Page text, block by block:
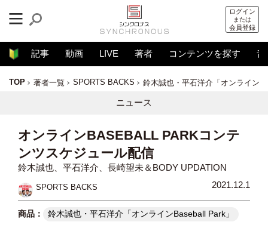
ログイン
または
会員登録
記事 動画 LIVE 著者 コンテンツを探す 音
TOP 著者一覧 SPORTS BACKS 鈴木誠也・平石洋介「オンライン
ニュース
オンラインBASEBALL PARKコンテ
ンツスケジュール配信
鈴木誠也、平石洋介、長崎望未＆BODY UPDATION
SPORTS BACKS 2021.12.1
鈴木誠也・平石洋介「オンラインBaseball Park」